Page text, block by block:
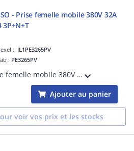
- Prise femelle mobile 380V 32A
3P+N+T
: IL1PE3265PV
: PE3265PV
Prise femelle mobile 380V 32A 3P+T+N, position Terre 6h (rouge), raccordement à visser, degré IP44
Ajouter au panier
voir vos prix et les stocks